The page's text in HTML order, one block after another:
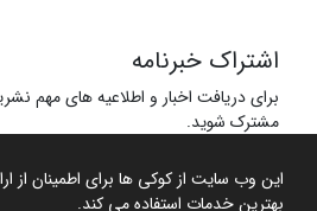
این وب سایت از کوکی ها برای اطمینان از
بهترین خدمات استفاده می کند.
اشتراک خبرنامه
برای دریافت اخبار و اطلاعیه های مهم
مشترک شوید.